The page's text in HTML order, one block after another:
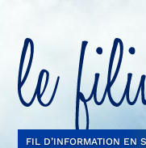
FIL D’INFORMATION EN